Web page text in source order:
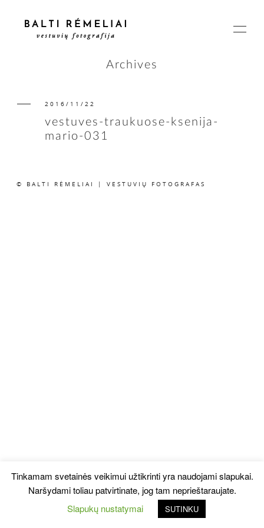
PAGRINDINIS
ISTORIJOS
Archives
2016/11/22
vestuves-traukuose-ksenija-
mario-031
© BALTI RĖMELIAI | VESTUVIŲ FOTOGRAFAS
Tinkamam svetainės veikimui užtikrinti yra naudojami slapukai.
Naršydami toliau patvirtinate, jog tam neprieštaraujate.
Slapukų nustatymai
SUTINKU